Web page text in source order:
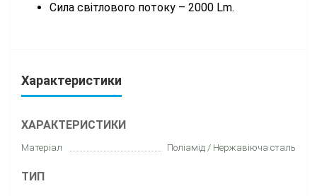
Сила світлового потоку – 2000 Lm.
Характеристики
ХАРАКТЕРИСТИКИ
Матеріал Поліамід / Нержавіюча сталь
ТИП